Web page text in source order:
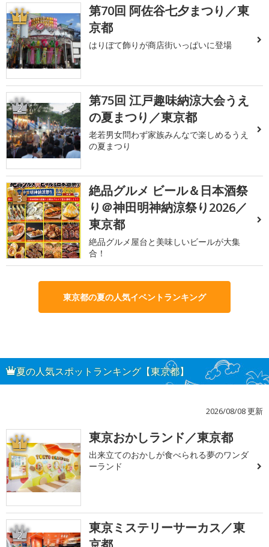
1
第70回 阿佐谷七夕まつり／東
京都
はりぼて飾りが商店街いっぱいに登場
2
第75回 江戸趣味納涼大会うえ
の夏まつり／東京都
老若男女問わず家族みんなで楽しめるうえ
の夏まつり
3
絶品グルメ ビール＆日本酒祭
り＠神田明神納涼祭り2026／
東京都
絶品グルメ屋台と美味しいビールが大集
合！
東京都の夏の人気イベントランキング
夏の人気スポットランキング【東京都】
2026/08/08 更新
1 東京おかしランド／東京都
出来立てのおかしが食べられる夢のワンダ
ーランド
2
東京ミステリーサーカス／東